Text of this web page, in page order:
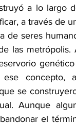
a lo largo
a través de
de seres
las metrópolis.
concepto,
se
Aunque
el